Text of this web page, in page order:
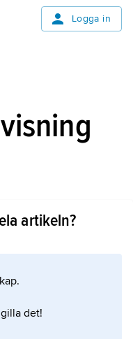
Logga in
artikeln?
det!